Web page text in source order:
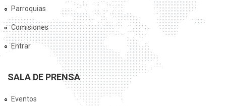
Parroquias
Comisiones
Entrar
SALA DE PRENSA
Eventos